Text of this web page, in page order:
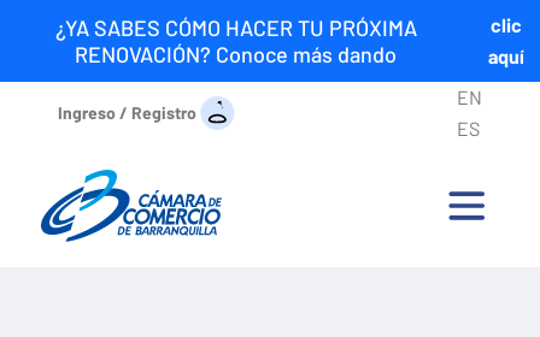
¿YA SABES CÓMO HACER TU PRÓXIMA
RENOVACIÓN? Conoce más dando
clic
aquí
Ingreso / Registro
EN
ES